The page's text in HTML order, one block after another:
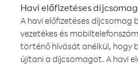
Havi előfizetéses
A havi előfizetéses díjcsomag
vezetékes és
történő hívását anélkül, hogy
újítani a díjcsomagot. A havi